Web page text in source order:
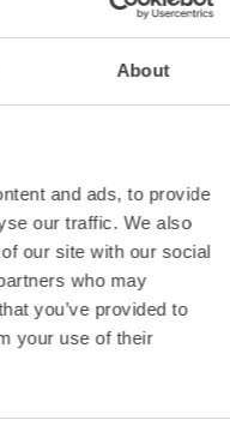
About
and ads, to provide
our traffic. We also
our site with our social
who may
you’ve provided to
your use of their
on 3500
sekä